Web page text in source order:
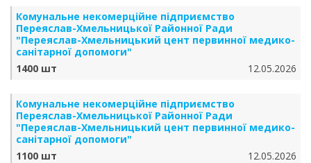
Комунальне некомерційне підприємство
Переяслав-Хмельницької Районної Ради
"Переяслав-Хмельницький цент первинної медико-
санітарної допомоги"
1400 шт
12.05.2026
Комунальне некомерційне підприємство
Переяслав-Хмельницької Районної Ради
"Переяслав-Хмельницький цент первинної медико-
санітарної допомоги"
1100 шт
12.05.2026